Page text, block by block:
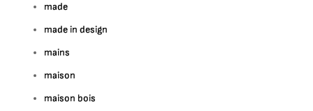
made
made in design
mains
maison
maison bois